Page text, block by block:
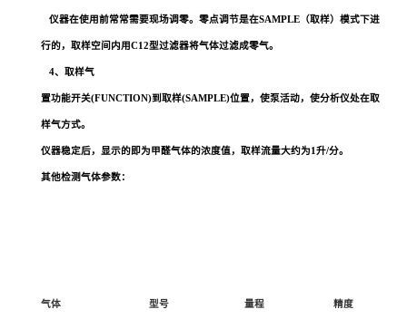
仪器在使用前常常需要现场调零。零点调节是在SAMPLE（取样）模式下进
行的，取样空间内用C12型过滤器将气体过滤成零气。
4、取样气
置功能开关(FUNCTION)到取样(SAMPLE)位置，使泵活动，使分析仪处在取
样气方式。
仪器稳定后，显示的即为甲醛气体的浓度值，取样流量大约为1升/分。
其他检测气体参数：
气体 型号 量程 精度